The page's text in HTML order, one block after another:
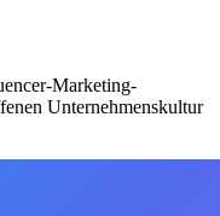
Marketing-
Unternehmenskultur